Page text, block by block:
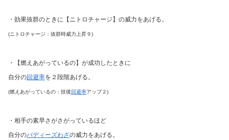
・効果抜群のときに【ニトロチャージ】の威力をあげる。
(ニトロチャージ：抜群時威力上昇９)
・【燃えあがっているの】が成功したときに
自分の回避率を２段階あげる。
(燃えあがっているの：技後 回避率アップ２)
・相手の素早さがさがっているほど
自分のバディーズわざの威力をあげる。